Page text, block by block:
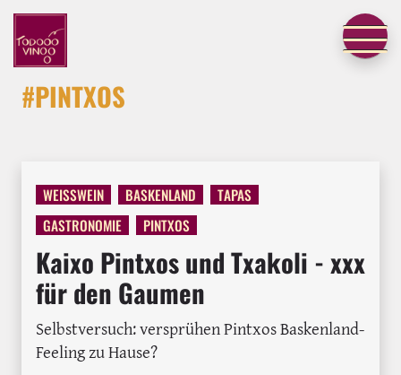
#PINTXOS
WEISSWEIN BASKENLAND
TAPAS
GASTRONOMIE
PINTXOS
Kaixo Pintxos und Txakoli - xxx
für den Gaumen
Selbstversuch: versprühen Pintxos Baskenland-
Feeling zu Hause?